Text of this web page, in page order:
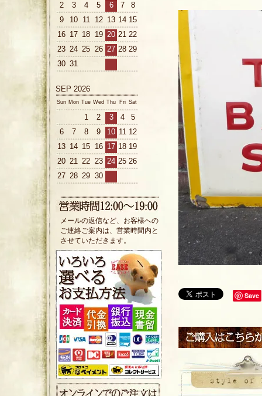
Save
2
3 4 5 6 7
8
9
10 11 12 13 14 15
16 17 18 19 20 21 22
23 24 25 26 27 28 29
30 31
SEP 2026
Sun Mon Tue Wed Thu Fri Sat
1 2 3 4
5
6
7 8 9 10 11 12
13 14 15 16 17 18 19
20 21 22 23 24 25 26
27 28 29 30
メールの返信など、お客様への
ご連絡ご案内は、営業時間内と
させていただきます。